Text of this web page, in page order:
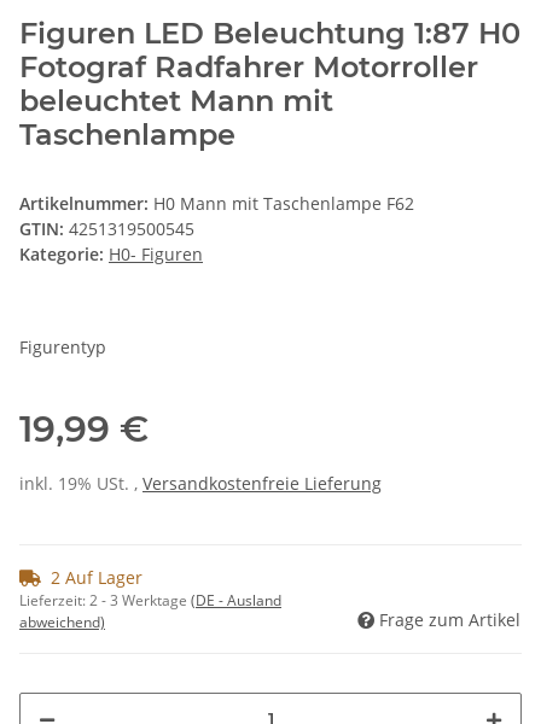
Figuren LED Beleuchtung 1:87 H0
Fotograf Radfahrer Motorroller
beleuchtet Mann mit
Taschenlampe
Artikelnummer: H0 Mann mit Taschenlampe F62
GTIN: 4251319500545
Kategorie: H0- Figuren
Figurentyp
19,99 €
inkl. 19% USt. , Versandkostenfreie Lieferung
2 Auf Lager
Lieferzeit:2 - 3 Werktage (DE - Ausland
abweichend)
Frage zum Artikel